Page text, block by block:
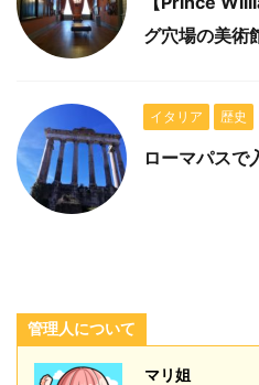
グ穴場の美術
イタリア 歴史
ローマパスで
管理人について
マリ姐